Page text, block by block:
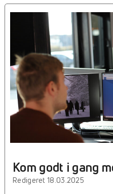
Kom godt i gang
Redigeret 18.03.2025